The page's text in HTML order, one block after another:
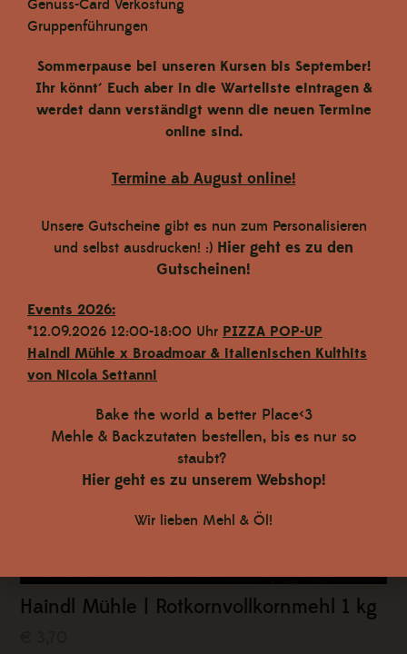
Haindl Mühle | Rotkorn Ganzkorn 1 kg
In den Warenkorb
Haindl Mühle | Rotkornvollkornmehl 1 kg
Genuss-Card Verkostung
Gruppenführungen
Sommerpause bei unseren Kursen bis September!
Ihr könnt´ Euch aber in die Warteliste eintragen &
werdet dann verständigt wenn die neuen Termine
online sind.
Termine ab August online!
Unsere Gutscheine gibt es nun zum Personalisieren
und selbst ausdrucken! :) Hier geht es zu den
Gutscheinen!
Events 2026:
*12.09.2026 12:00-18:00 Uhr PIZZA POP-UP
Haindl Mühle x Broadmoar & italienischen Kulthits
von Nicola Settanni
Bake the world a better Place<3
Mehle & Backzutaten bestellen, bis es nur so
staubt?
Hier geht es zu unserem Webshop!
Wir lieben Mehl & Öl!